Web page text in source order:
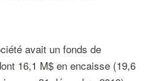
avait un fonds de
16,1 M$ en encaisse (19,6